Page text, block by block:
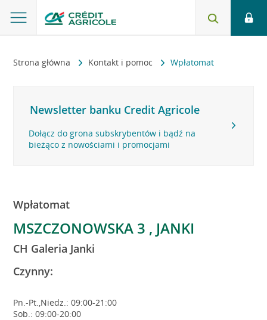
Strona główna Kontakt i pomoc Wpłatomat
Newsletter banku Credit Agricole
Dołącz do grona subskrybentów i bądź na
bieżąco z nowościami i promocjami
Wpłatomat
MSZCZONOWSKA 3 , JANKI
CH Galeria Janki
Czynny:
Pn.-Pt.,Niedz.: 09:00-21:00
Sob.: 09:00-20:00